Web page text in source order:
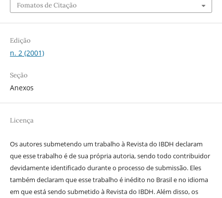
Fomatos de Citação
Edição
n. 2 (2001)
Seção
Anexos
Licença
Os autores submetendo um trabalho à Revista do IBDH declaram
que esse trabalho é de sua própria autoria, sendo todo contribuidor
devidamente identificado durante o processo de submissão. Eles
também declaram que esse trabalho é inédito no Brasil e no idioma
em que está sendo submetido à Revista do IBDH. Além disso, os